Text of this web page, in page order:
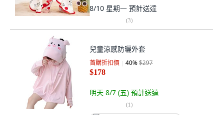
8/10 星期一 預計送達
(3)
兒童涼感防曬外套
首購折扣價 40%$297
$178
明天 8/7 (五) 預計送達
(1)